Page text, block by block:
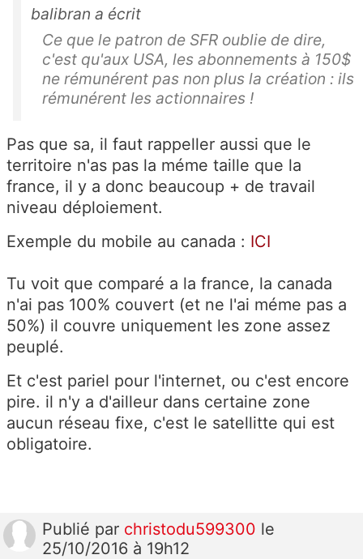
balibran a écrit
Ce que le patron de SFR oublie de dire,
c'est qu'aux USA, les abonnements à 150$
ne rémunérent pas non plus la création : ils
rémunérent les actionnaires !
Pas que sa, il faut rappeller aussi que le
territoire n'as pas la méme taille que la
france, il y a donc beaucoup + de travail
niveau déploiement.
Exemple du mobile au canada : ICI
Tu voit que comparé a la france, la canada
n'ai pas 100% couvert (et ne l'ai méme pas a
50%) il couvre uniquement les zone assez
peuplé.
Et c'est pariel pour l'internet, ou c'est encore
pire. il n'y a d'ailleur dans certaine zone
aucun réseau fixe, c'est le satellitte qui est
obligatoire.
Publié par christodu599300 le
25/10/2016 à 19h12